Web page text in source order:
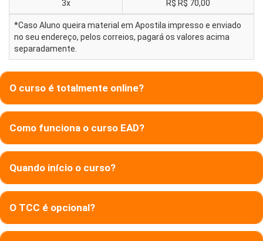
3x R$ R$ 70,00
*Caso Aluno queira material em Apostila impresso e enviado
no seu endereço, pelos correios, pagará os valores acima
separadamente.
O curso é totalmente online?
Como funciona o curso EAD?
Quando início o curso?
O TCC é opcional?